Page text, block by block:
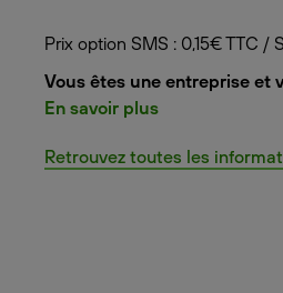
Prix option SMS : 0,15€ TTC /
Vous êtes une entreprise et
En savoir plus
Retrouvez toutes les